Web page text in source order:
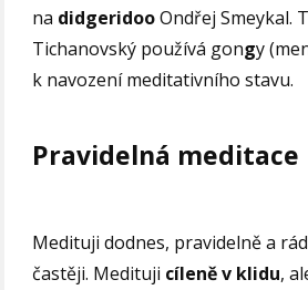
na didgeridooOndřej Smeykal.
Tichanovský používá gongy
k navození meditativního stavu.
Pravidelná meditace
Medituji dodnes, pravidelně a
častěji. Medituji cíleně v klidu,